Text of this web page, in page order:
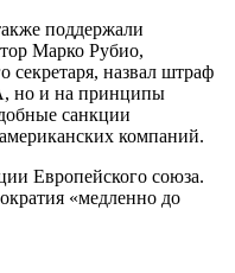
поддержали
Марко Рубио,
секретаря, назвал штраф
но и на принципы
санкции
компаний.
Европейского союза.
«медленно до